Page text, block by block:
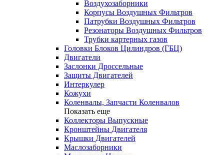
Воздухозаборники
Корпусы Воздушных Фильтров
Патрубки Воздушных Фильтров
Резонаторы Воздушных Фильтров
Трубки картерных газов
Головки Блоков Цилиндров (ГБЦ)
Двигатели
Заслонки Дроссельные
Защиты Двигателей
Интеркулер
Кожухи
Коленвалы, Запчасти Коленвалов
Показать еще
Коллекторы Выпускные
Кронштейны Двигателя
Крышки Двигателей
Маслозаборники